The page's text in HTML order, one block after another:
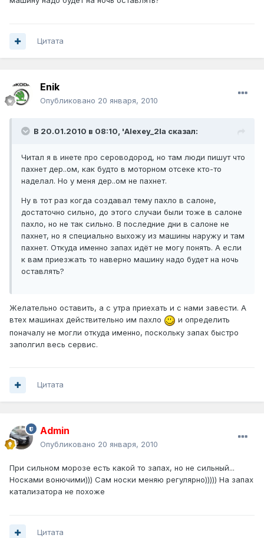
Цитата
Enik
Опубликовано 20 января, 2010
В 20.01.2010 в 08:10, 'Alexey_2la сказал:
Читал я в инете про сероводород, но там люди пишут что
пахнет дер..ом, как будто в моторном отсеке кто-то
наделал. Но у меня дер..ом не пахнет.
Ну в тот раз когда создавал тему пахло в салоне,
достаточно сильно, до этого случаи были тоже в салоне
пахло, но не так сильно. В последние дни в салоне не
пахнет, но я специально выхожу из машины наружу и там
пахнет. Откуда именно запах идёт не могу понять. А если
к вам приезжать то наверно машину надо будет на ночь
оставлять?
Желательно оставить, а с утра приехать и с нами завести. А
втех машинах действительно им пахло
и определить
поначалу не могли откуда именно, поскольку запах быстро
заполгил весь сервис.
Цитата
Admin
Опубликовано 20 января, 2010
При сильном морозе есть какой то запах, но не сильный...
Носками вонючими))) Сам носки меняю регулярно))))) На запах
катализатора не похоже
Цитата